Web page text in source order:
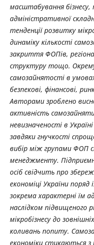
масштабування
адміністративної
тенденції розвитку
динаміку кількості
закриття ФОПів,
структуру тощо. Окрему
самозайнятості в
безпекові, фінансові,
Авторами зроблено
активність
невизначеності в
завдяки гнучкості
вибір між групами ФОП
менеджменту.
осіб свідчить про
економіці України
зокрема характерні їм
наслідком підвищеного
мікробізнесу до
коливань попиту.
економіки стикаються з